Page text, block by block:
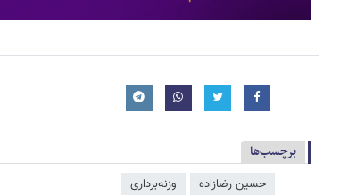
برچسب‌ها
حسین رضازاده وزنه‌برداری